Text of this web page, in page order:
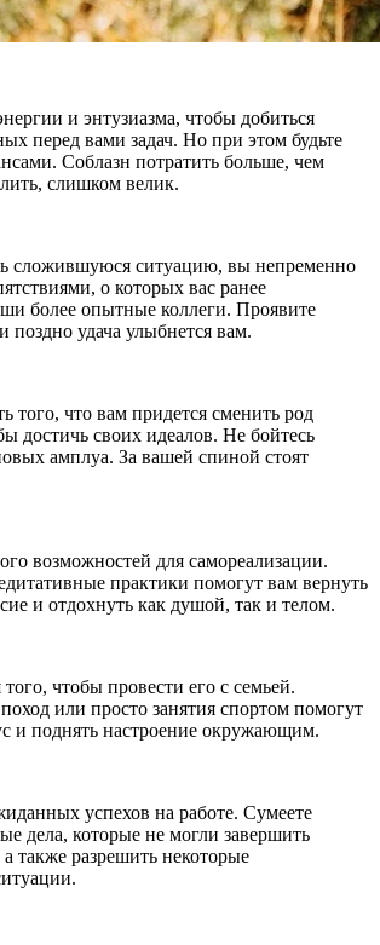
и энтузиазма, чтобы добиться
перед вами задач. Но при этом будьте
Соблазн потратить больше, чем
слишком велик.
сложившуюся ситуацию, вы непременно
о которых вас ранее
более опытные коллеги. Проявите
поздно удача улыбнется вам.
того, что вам придется сменить род
достичь своих идеалов. Не бойтесь
амплуа. За вашей спиной стоят
возможностей для самореализации.
практики помогут вам вернуть
и отдохнуть как душой, так и телом.
чтобы провести его с семьей.
или просто занятия спортом помогут
и поднять настроение окружающим.
успехов на работе. Сумеете
дела, которые не могли завершить
также разрешить некоторые